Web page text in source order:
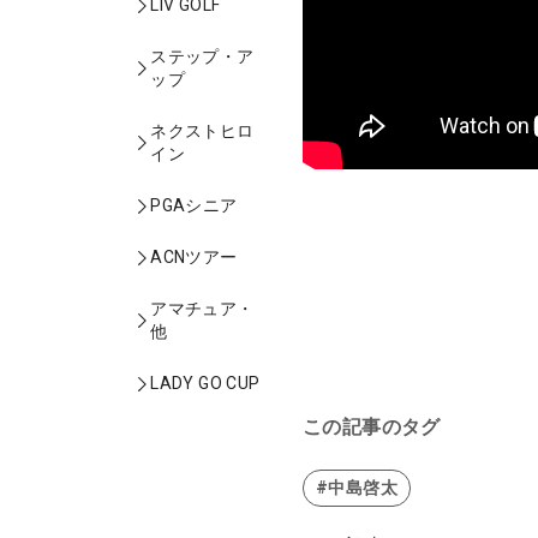
LIV GOLF
ステップ・ア
ップ
ネクストヒロ
イン
PGAシニア
ACNツアー
アマチュア・
他
LADY GO CUP
この記事のタグ
#中島啓太